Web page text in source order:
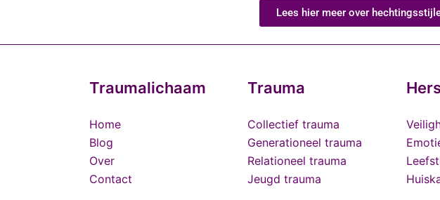
Lees hier meer over
Traumalichaam
Home
Blog
Over
Contact
Trauma
Collectief trauma
Generationeel trauma
Relationeel trauma
Jeugd trauma